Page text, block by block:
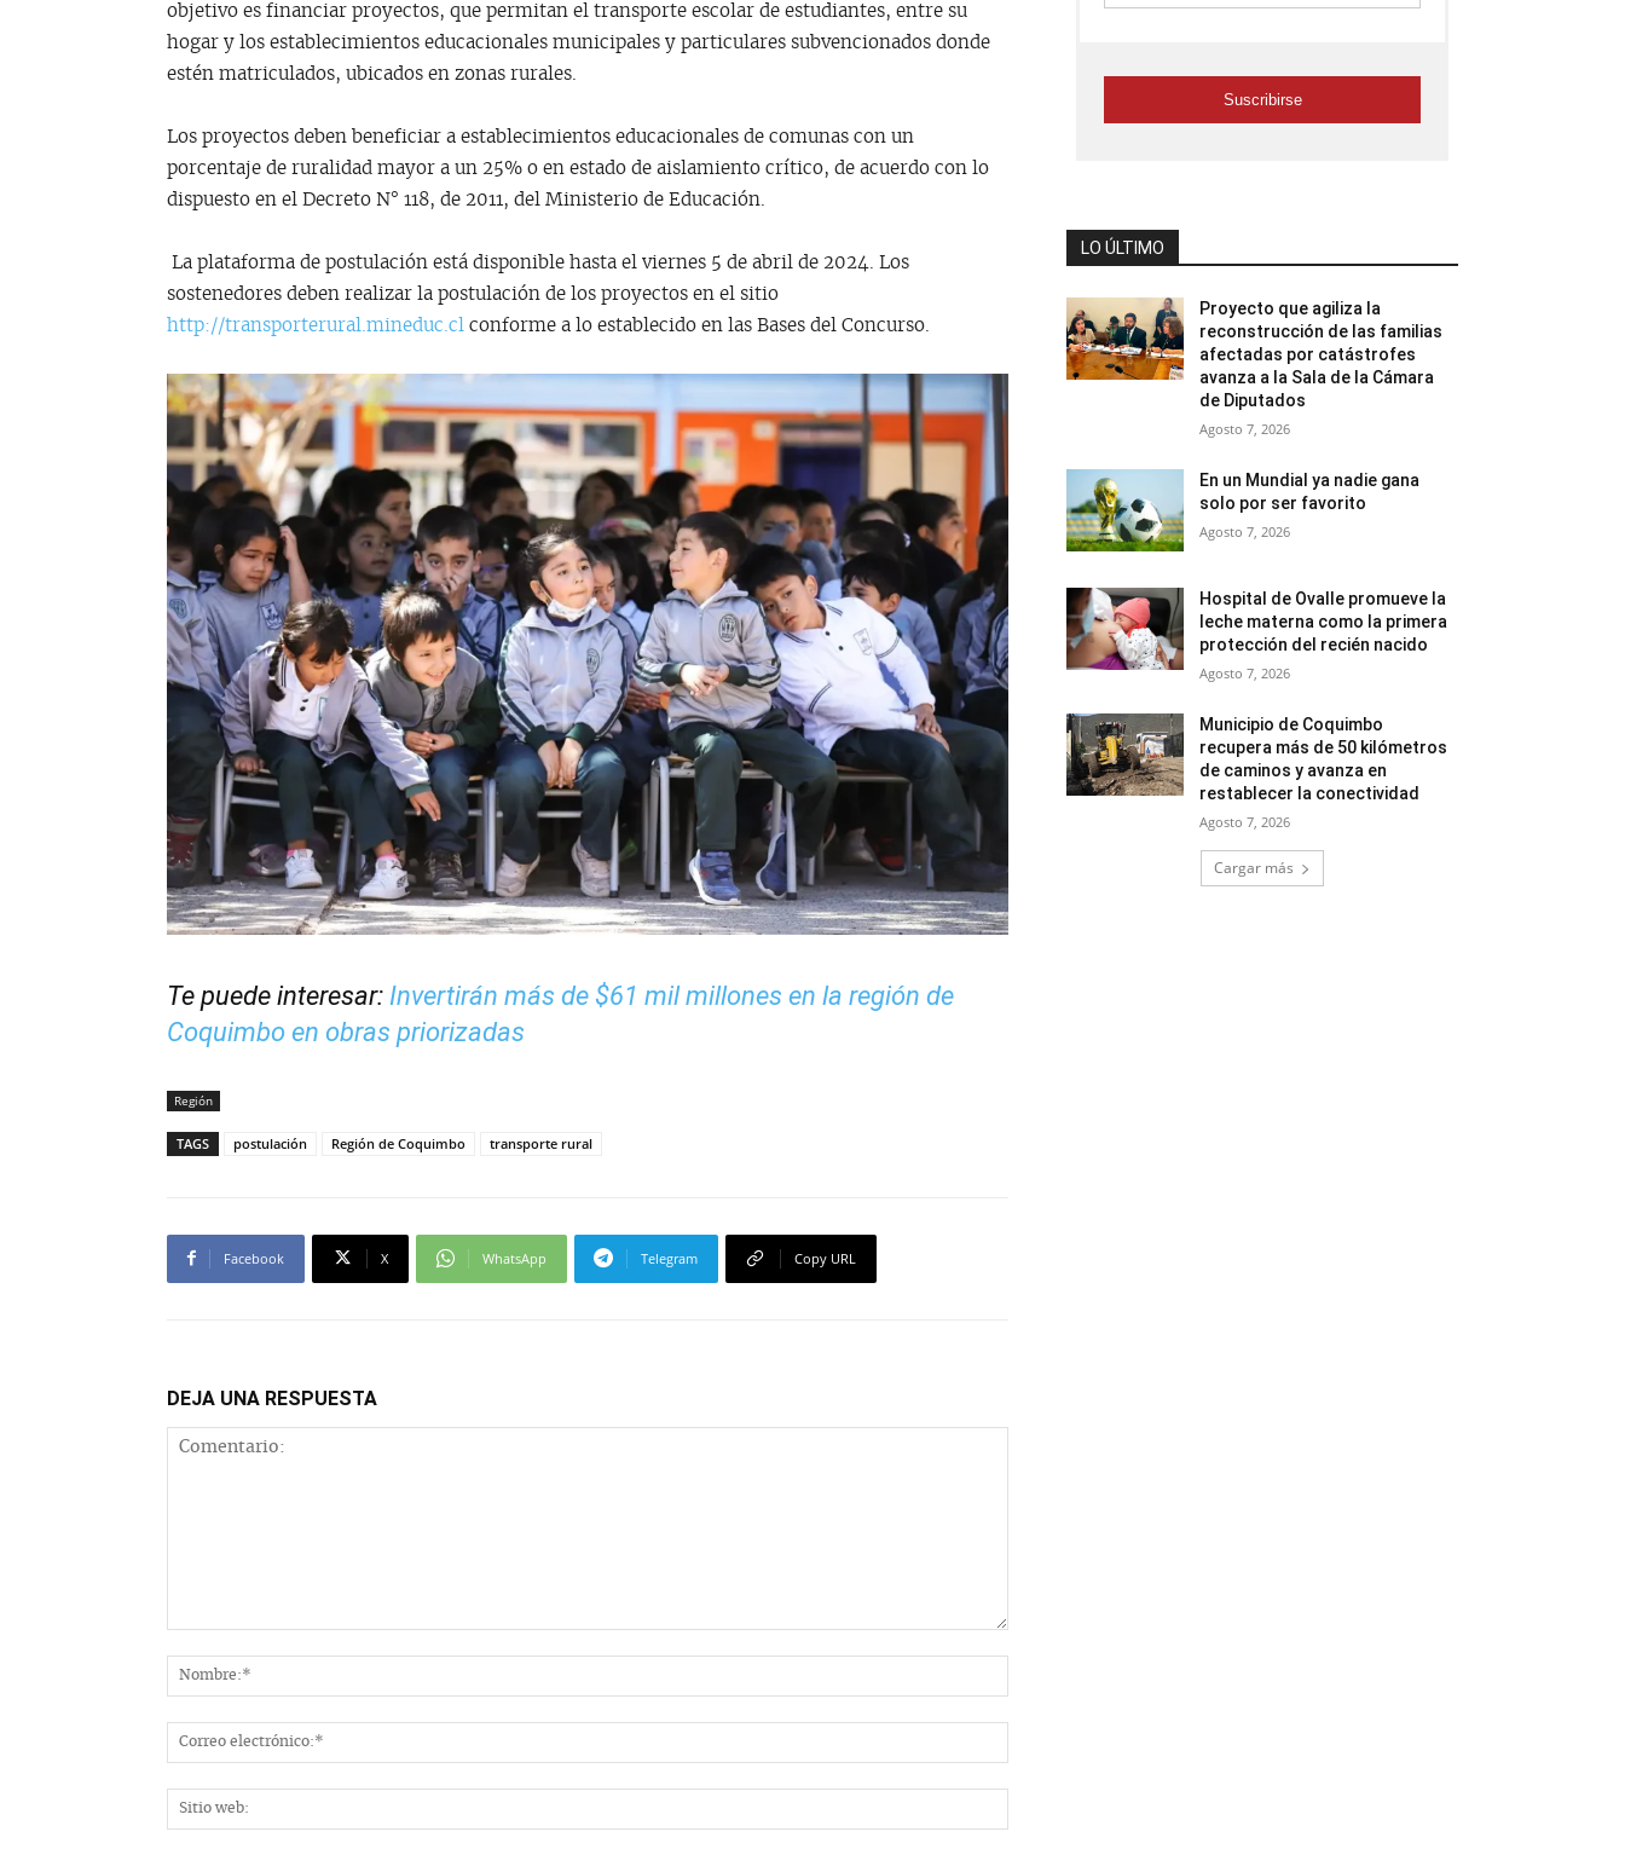
objetivo es financiar proyectos, que permitan el transporte escolar de estudiantes, entre su
hogar y los establecimientos educacionales municipales y particulares subvencionados donde
estén matriculados, ubicados en zonas rurales.
Los proyectos deben beneficiar a establecimientos educacionales de comunas con un
porcentaje de ruralidad mayor a un 25% o en estado de aislamiento crítico, de acuerdo con lo
dispuesto en el Decreto N° 118, de 2011, del Ministerio de Educación.
La plataforma de postulación está disponible hasta el viernes 5 de abril de 2024. Los
sostenedores deben realizar la postulación de los proyectos en el sitio
http://transporterural.mineduc.cl conforme a lo establecido en las Bases del Concurso.
Te puede interesar: Invertirán más de $61 mil millones en la región de
Coquimbo en obras priorizadas
Región
TAGS postulación Región de Coquimbo transporte rural
Facebook X WhatsApp Telegram Copy URL
DEJA UNA RESPUESTA
LO ÚLTIMO
Proyecto que agiliza la
reconstrucción de las familias
afectadas por catástrofes
avanza a la Sala de la Cámara
de Diputados
Agosto 7, 2026
En un Mundial ya nadie gana
solo por ser favorito
Agosto 7, 2026
Hospital de Ovalle promueve la
leche materna como la primera
protección del recién nacido
Agosto 7, 2026
Municipio de Coquimbo
recupera más de 50 kilómetros
de caminos y avanza en
restablecer la conectividad
Agosto 7, 2026
Cargar más